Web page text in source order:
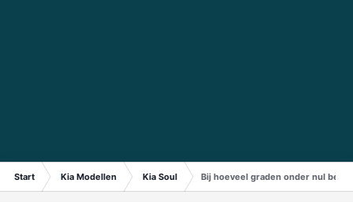
Start Kia Modellen Kia Soul Bij hoeveel graden onder nul